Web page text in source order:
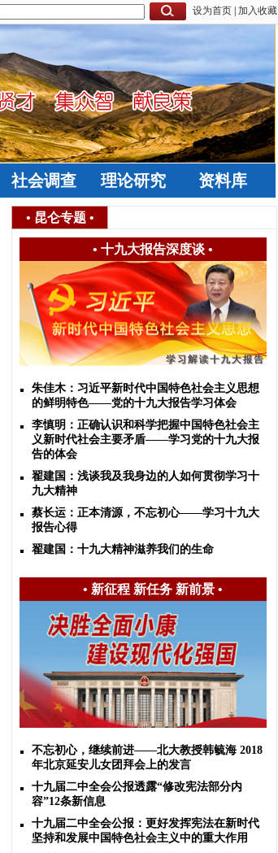
设为首页 加入收藏
社会调查 理论研究 资料库
• 昆仑专题 •
• 十九大报告深度谈•
朱佳木：习近平新时代中国特色社会主义思想
的鲜明特色——党的十九大报告学习体会
李慎明：正确认识和科学把握中国特色社会主
义新时代社会主要矛盾——学习党的十九大报
告的体会
翟建国：浅谈我及我身边的人如何贯彻学习十
九大精神
蔡长运：正本清源，不忘初心——学习十九大
报告心得
翟建国：十九大精神滋养我们的生命
• 新征程 新任务 新前景•
不忘初心，继续前进——北大教授韩毓海 2018
年北京延安儿女团拜会上的发言
十九届二中全会公报透露“修改宪法部分内
容”12条新信息
十九届二中全会公报：更好发挥宪法在新时代
坚持和发展中国特色社会主义中的重大作用